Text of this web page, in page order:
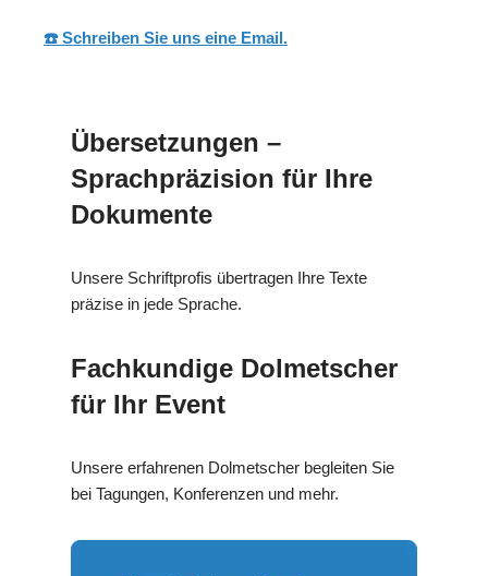
☎️ Schreiben Sie uns eine Email.
Übersetzungen –
Sprachpräzision für Ihre
Dokumente
Unsere Schriftprofis übertragen Ihre Texte
präzise in jede Sprache.
Fachkundige Dolmetscher
für Ihr Event
Unsere erfahrenen Dolmetscher begleiten Sie
bei Tagungen, Konferenzen und mehr.